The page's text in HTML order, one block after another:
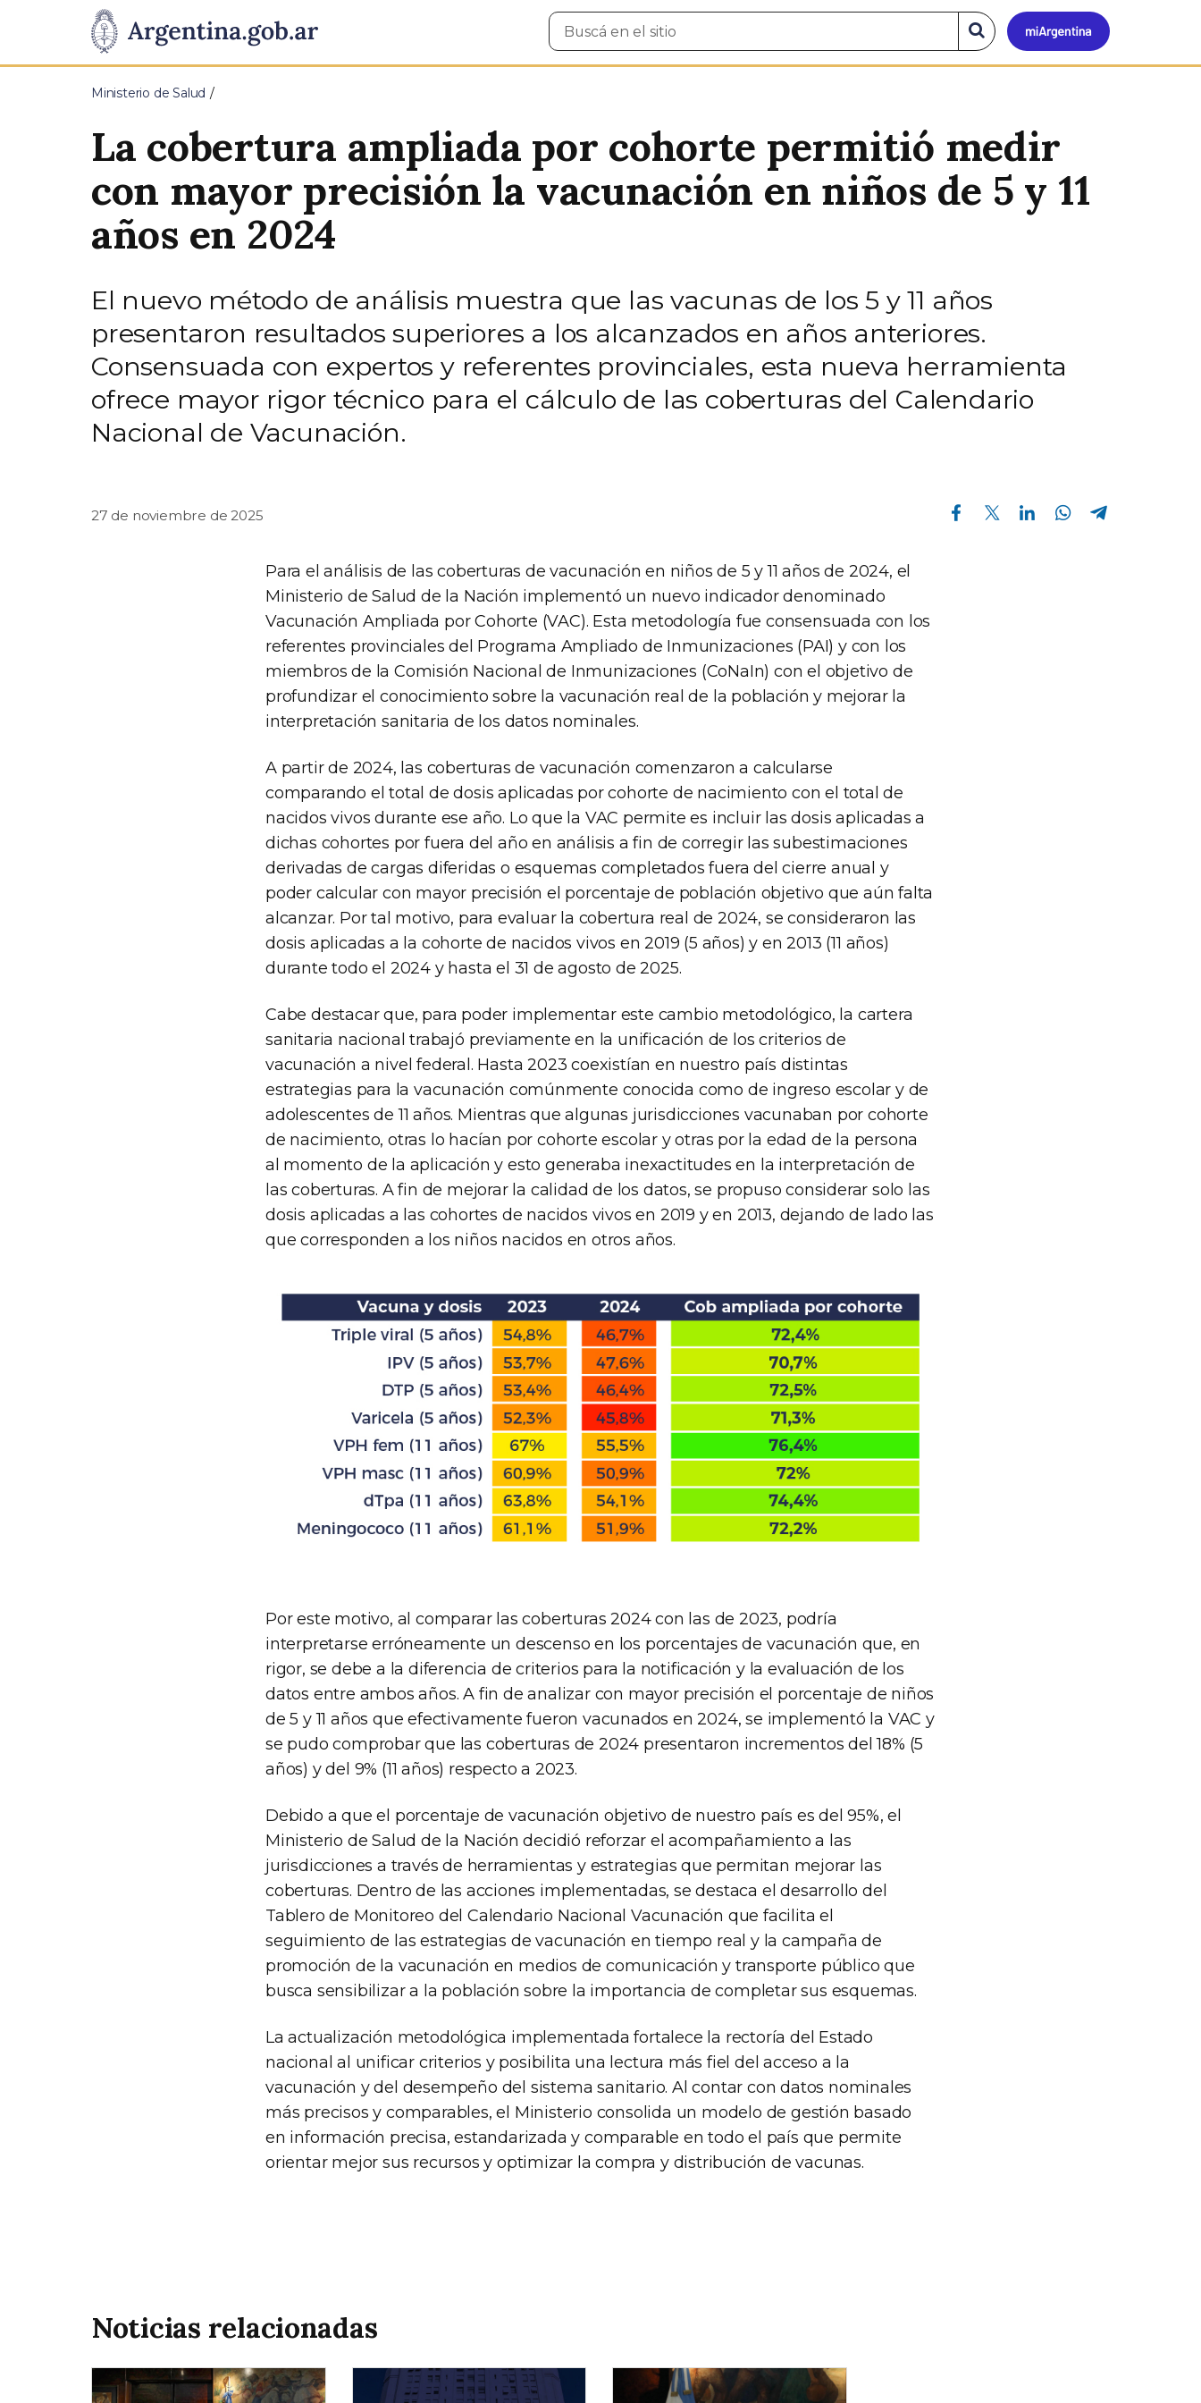
Presidencia
de
Pasar al contenido principal
Mi
Buscar
en
Buscar
en
el
Ministerio de Salud
La cobertura ampliada por cohorte permitió medir
con mayor precisión la vacunación en niños de 5 y 11
años en 2024
El nuevo método de análisis muestra que las vacunas de los 5 y 11 años
presentaron resultados superiores a los alcanzados en años anteriores.
Consensuada con expertos y referentes provinciales, esta nueva herramienta
ofrece mayor rigor técnico para el cálculo de las coberturas del Calendario
Nacional de Vacunación.
27 de noviembre de 2025
Compartir en Facebook Compartir en Twitter Compartir en Linkedin Compartir en Whatsapp
Para el análisis de las coberturas de vacunación en niños de 5 y 11 años de 2024, el
Ministerio de Salud de la Nación implementó un nuevo indicador denominado
Vacunación Ampliada por Cohorte (VAC). Esta metodología fue consensuada con los
referentes provinciales del Programa Ampliado de Inmunizaciones (PAI) y con los
miembros de la Comisión Nacional de Inmunizaciones (CoNaIn) con el objetivo de
profundizar el conocimiento sobre la vacunación real de la población y mejorar la
interpretación sanitaria de los datos nominales.
A partir de 2024, las coberturas de vacunación comenzaron a calcularse
comparando el total de dosis aplicadas por cohorte de nacimiento con el total de
nacidos vivos durante ese año. Lo que la VAC permite es incluir las dosis aplicadas a
dichas cohortes por fuera del año en análisis a fin de corregir las subestimaciones
derivadas de cargas diferidas o esquemas completados fuera del cierre anual y
poder calcular con mayor precisión el porcentaje de población objetivo que aún falta
alcanzar. Por tal motivo, para evaluar la cobertura real de 2024, se consideraron las
dosis aplicadas a la cohorte de nacidos vivos en 2019 (5 años) y en 2013 (11 años)
durante todo el 2024 y hasta el 31 de agosto de 2025.
Cabe destacar que, para poder implementar este cambio metodológico, la cartera
sanitaria nacional trabajó previamente en la unificación de los criterios de
vacunación a nivel federal. Hasta 2023 coexistían en nuestro país distintas
estrategias para la vacunación comúnmente conocida como de ingreso escolar y de
adolescentes de 11 años. Mientras que algunas jurisdicciones vacunaban por cohorte
de nacimiento, otras lo hacían por cohorte escolar y otras por la edad de la persona
al momento de la aplicación y esto generaba inexactitudes en la interpretación de
las coberturas. A fin de mejorar la calidad de los datos, se propuso considerar solo las
dosis aplicadas a las cohortes de nacidos vivos en 2019 y en 2013, dejando de lado las
que corresponden a los niños nacidos en otros años.
Por este motivo, al comparar las coberturas 2024 con las de 2023, podría
interpretarse erróneamente un descenso en los porcentajes de vacunación que, en
rigor, se debe a la diferencia de criterios para la notificación y la evaluación de los
datos entre ambos años. A fin de analizar con mayor precisión el porcentaje de niños
de 5 y 11 años que efectivamente fueron vacunados en 2024, se implementó la VAC y
se pudo comprobar que las coberturas de 2024 presentaron incrementos del 18% (5
años) y del 9% (11 años) respecto a 2023.
Debido a que el porcentaje de vacunación objetivo de nuestro país es del 95%, el
Ministerio de Salud de la Nación decidió reforzar el acompañamiento a las
jurisdicciones a través de herramientas y estrategias que permitan mejorar las
coberturas. Dentro de las acciones implementadas, se destaca el desarrollo del
Tablero de Monitoreo del Calendario Nacional Vacunación que facilita el
seguimiento de las estrategias de vacunación en tiempo real y la campaña de
promoción de la vacunación en medios de comunicación y transporte público que
busca sensibilizar a la población sobre la importancia de completar sus esquemas.
La actualización metodológica implementada fortalece la rectoría del Estado
nacional al unificar criterios y posibilita una lectura más fiel del acceso a la
vacunación y del desempeño del sistema sanitario. Al contar con datos nominales
más precisos y comparables, el Ministerio consolida un modelo de gestión basado
en información precisa, estandarizada y comparable en todo el país que permite
orientar mejor sus recursos y optimizar la compra y distribución de vacunas.
Noticias relacionadas